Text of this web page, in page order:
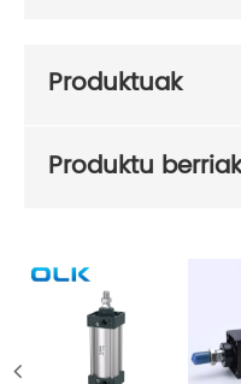
Produktuak
Produktu berriak